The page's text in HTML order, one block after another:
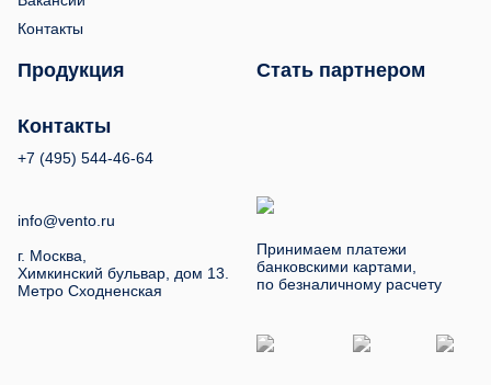
Контакты
Продукция Стать партнером
Контакты
+7 (495) 544-46-64
info@vento.ru
г. Москва,
Химкинский бульвар, дом 13.
Метро Сходненская
Принимаем платежи
банковскими картами,
по безналичному расчету